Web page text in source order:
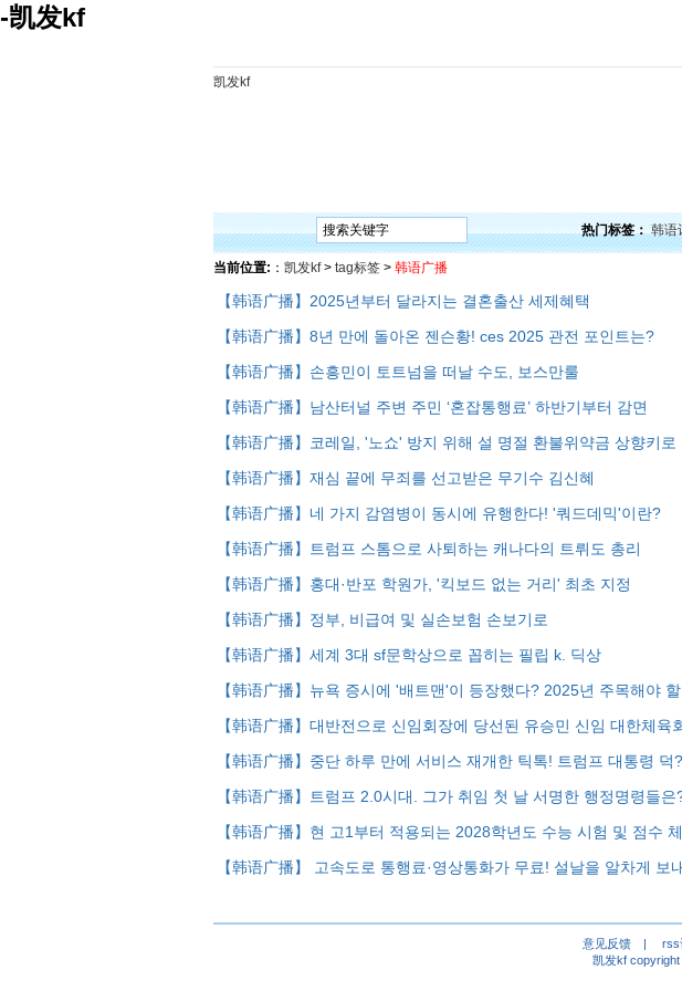
-凯发kf
凯发kf
热门标签： 韩语
当前位置: ： 凯发kf> tag标签 > 韩语广播
【韩语广播】2025년부터 달라지는 결혼출산 세제혜택
【韩语广播】8년 만에 돌아온 젠슨황! ces 2025 관전 포인트는?
【韩语广播】손흥민이 토트넘을 떠날 수도, 보스만룰
【韩语广播】남산터널 주변 주민 ‘혼잡통행료’ 하반기부터 감면
【韩语广播】코레일, '노쇼' 방지 위해 설 명절 환불위약금 상향키로
【韩语广播】재심 끝에 무죄를 선고받은 무기수 김신혜
【韩语广播】네 가지 감염병이 동시에 유행한다! '쿼드데믹'이란?
【韩语广播】트럼프 스톰으로 사퇴하는 캐나다의 트뤼도 총리
【韩语广播】홍대·반포 학원가, '킥보드 없는 거리' 최초 지정
【韩语广播】정부, 비급여 및 실손보험 손보기로
【韩语广播】세계 3대 sf문학상으로 꼽히는 필립 k. 딕상
【韩语广播】뉴욕 증시에 '배트맨'이 등장했다? 2025년 주목해야
【韩语广播】대반전으로 신임회장에 당선된 유승민 신임 대한체육
【韩语广播】중단 하루 만에 서비스 재개한 틱톡! 트럼프 대통령 덕?
【韩语广播】트럼프 2.0시대. 그가 취임 첫 날 서명한 행정명령들은
【韩语广播】현 고1부터 적용되는 2028학년도 수능 시험 및 점수
【韩语广播】 고속도로 통행료·영상통화가 무료! 설날을 알차게 보
意见反馈 | rss
凯发kf